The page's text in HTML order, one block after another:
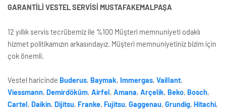
GARANTİLİ VESTEL SERVİSİ MUSTAFAKEMALPAŞA
12 yıllık servis tecrübemiz ile %100 Müşteri memnuniyeti odaklı
hizmet politikamızın arkasındayız. Müşteri memnuniyetiniz bizim için
çok önemli.
Vestel haricinde Buderus, Baymak, Immergas, Vaillant,
Viessmann, Demirdöküm, Airfel, Amana, Arçelik, Beko, Bosch,
Cartel, Daikin, Dijitsu, Franke, Fujitsu, Gaggenau, Grundig, Hitachi,